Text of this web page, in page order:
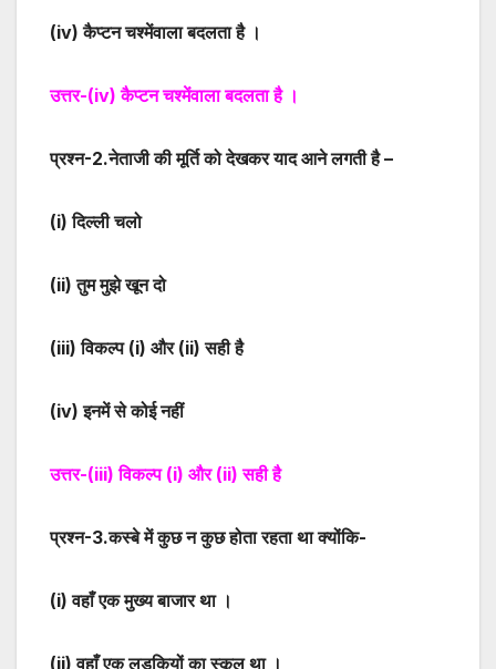
(iv) कैप्टन चश्मेंवाला बदलता है ।
उत्तर-(iv) कैप्टन चश्मेंवाला बदलता है ।
प्रश्न-2.नेताजी की मूर्ति को देखकर याद आने लगती है –
(i) दिल्ली चलो
(ii) तुम मुझे खून दो
(iii) विकल्प (i) और (ii) सही है
(iv) इनमें से कोई नहीं
उत्तर-(iii) विकल्प (i) और (ii) सही है
प्रश्न-3.कस्बे में कुछ न कुछ होता रहता था क्योंकि-
(i) वहाँ एक मुख्य बाजार था ।
(ii) वहाँ एक लड़कियों का स्कूल था ।